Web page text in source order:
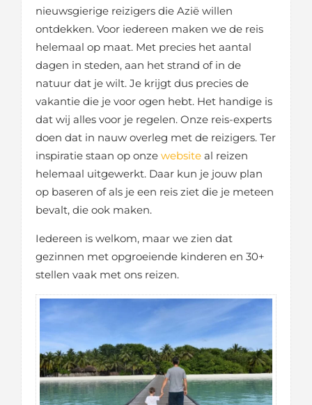
nieuwsgierige reizigers die Azië willen
ontdekken. Voor iedereen maken we de reis
helemaal op maat. Met precies het aantal
dagen in steden, aan het strand of in de
natuur dat je wilt. Je krijgt dus precies de
vakantie die je voor ogen hebt. Het handige is
dat wij alles voor je regelen. Onze reis-experts
doen dat in nauw overleg met de reizigers. Ter
inspiratie staan op onze website al reizen
helemaal uitgewerkt. Daar kun je jouw plan
op baseren of als je een reis ziet die je meteen
bevalt, die ook maken.
Iedereen is welkom, maar we zien dat
gezinnen met opgroeiende kinderen en 30+
stellen vaak met ons reizen.